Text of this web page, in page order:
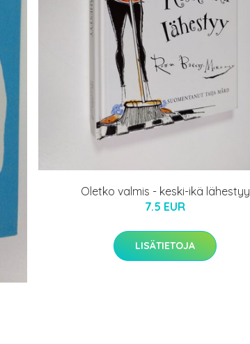
Oletko valmis - keski-ikä lähestyy
7.5 EUR
LISÄTIETOJA